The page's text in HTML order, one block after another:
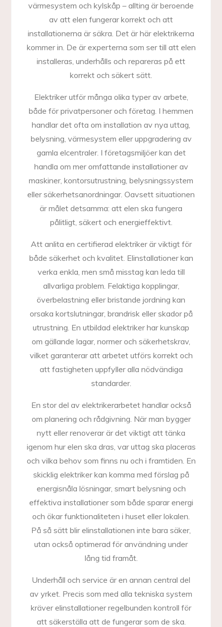
värmesystem och kylskåp – allting är beroende
av att elen fungerar korrekt och att
installationerna är säkra. Det är här elektrikerna
kommer in. De är experterna som ser till att elen
installeras, underhålls och repareras på ett
korrekt och säkert sätt.
Elektriker utför många olika typer av arbete,
både för privatpersoner och företag. I hemmen
handlar det ofta om installation av nya uttag,
belysning, värmesystem eller uppgradering av
gamla elcentraler. I företagsmiljöer kan det
handla om mer omfattande installationer av
maskiner, kontorsutrustning, belysningssystem
eller säkerhetsanordningar. Oavsett situationen
är målet detsamma: att elen ska fungera
pålitligt, säkert och energieffektivt.
Att anlita en certifierad elektriker är viktigt för
både säkerhet och kvalitet. Elinstallationer kan
verka enkla, men små misstag kan leda till
allvarliga problem. Felaktiga kopplingar,
överbelastning eller bristande jordning kan
orsaka kortslutningar, brandrisk eller skador på
utrustning. En utbildad elektriker har kunskap
om gällande lagar, normer och säkerhetskrav,
vilket garanterar att arbetet utförs korrekt och
att fastigheten uppfyller alla nödvändiga
standarder.
En stor del av elektrikerarbetet handlar också
om planering och rådgivning. När man bygger
nytt eller renoverar är det viktigt att tänka
igenom hur elen ska dras, var uttag ska placeras
och vilka behov som finns nu och i framtiden. En
skicklig elektriker kan komma med förslag på
energisnåla lösningar, smart belysning och
effektiva installationer som både sparar energi
och ökar funktionaliteten i huset eller lokalen.
På så sätt blir elinstallationen inte bara säker,
utan också optimerad för användning under
lång tid framåt.
Underhåll och service är en annan central del
av yrket. Precis som med alla tekniska system
kräver elinstallationer regelbunden kontroll för
att säkerställa att de fungerar som de ska.